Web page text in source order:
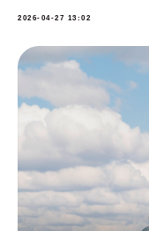
2026-04-27 13:02